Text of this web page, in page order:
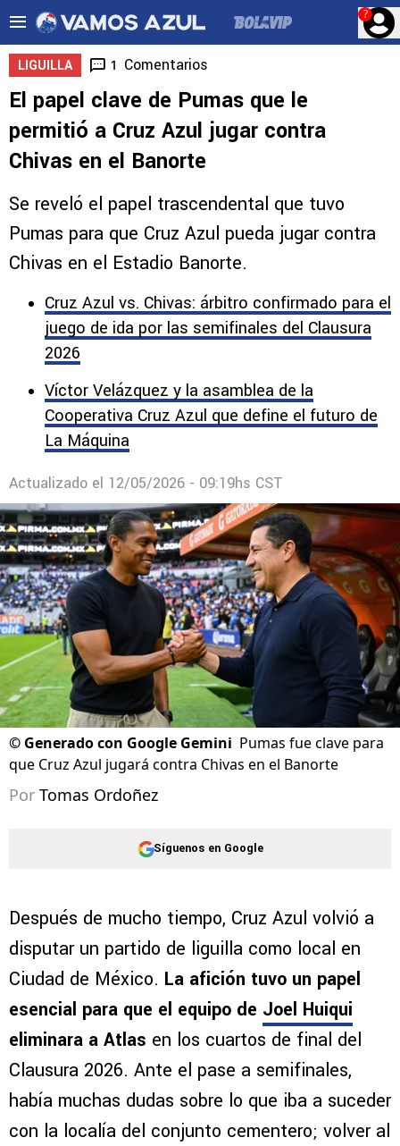
?
LIGUILLA 1 Comentarios
El papel clave de Pumas que le
permitió a Cruz Azul jugar contra
Chivas en el Banorte
Se reveló el papel trascendental que tuvo
Pumas para que Cruz Azul pueda jugar contra
Chivas en el Estadio Banorte.
Cruz Azul vs. Chivas: árbitro confirmado para el
juego de ida por las semifinales del Clausura
2026
Víctor Velázquez y la asamblea de la
Cooperativa Cruz Azul que define el futuro de
La Máquina
Actualizado el 12/05/2026 - 09:19hs CST
© Generado con Google Gemini Pumas fue clave para
que Cruz Azul jugará contra Chivas en el Banorte
Por Tomas Ordoñez
Síguenos en Google
Después de mucho tiempo, Cruz Azul volvió a
disputar un partido de liguilla como local en
Ciudad de México. La afición tuvo un papel
esencial para que el equipo de Joel Huiqui
eliminara a Atlas en los cuartos de final del
Clausura 2026. Ante el pase a semifinales,
había muchas dudas sobre lo que iba a suceder
con la localía del conjunto cementero; volver al